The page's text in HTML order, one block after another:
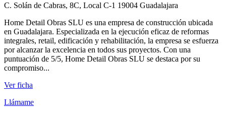
C. Solán de Cabras, 8C, Local C-1 19004 Guadalajara
Home Detail Obras SLU es una empresa de construcción ubicada
en Guadalajara. Especializada en la ejecución eficaz de reformas
integrales, retail, edificación y rehabilitación, la empresa se esfuerza
por alcanzar la excelencia en todos sus proyectos. Con una
puntuación de 5/5, Home Detail Obras SLU se destaca por su
compromiso...
Ver ficha
Llámame